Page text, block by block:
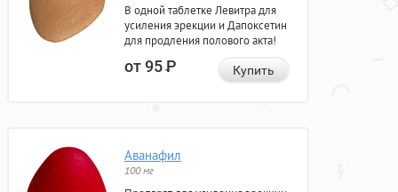
В одной таблетке Левитра для
усиления эрекции и Дапоксетин
для продления полового акта!
от 95Р Купить
Аванафил
100 мг